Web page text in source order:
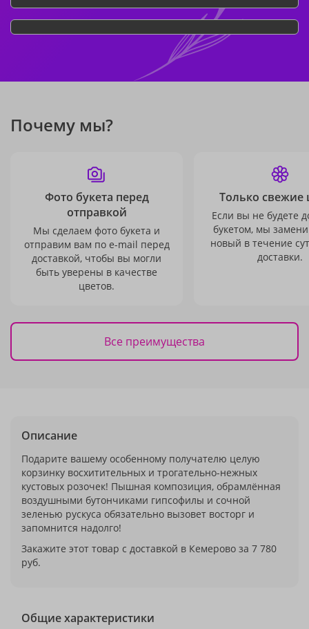
Почему мы?
Фото букета перед
отправкой
Мы сделаем фото букета и
отправим вам по e-mail перед
доставкой, чтобы вы могли
быть уверены в качестве
цветов.
Только свежие
Если вы не будете
букетом, мы
новый в течение
доставки.
Все преимущества
Описание
Подарите вашему особенному получателю целую
корзинку восхитительных и трогательно-нежных
кустовых розочек! Пышная композиция, обрамлённая
воздушными бутончиками гипсофилы и сочной
зеленью рускуса обязательно вызовет восторг и
запомнится надолго!
Закажите этот товар с доставкой в Кемерово за 7 780
руб.
Общие характеристики